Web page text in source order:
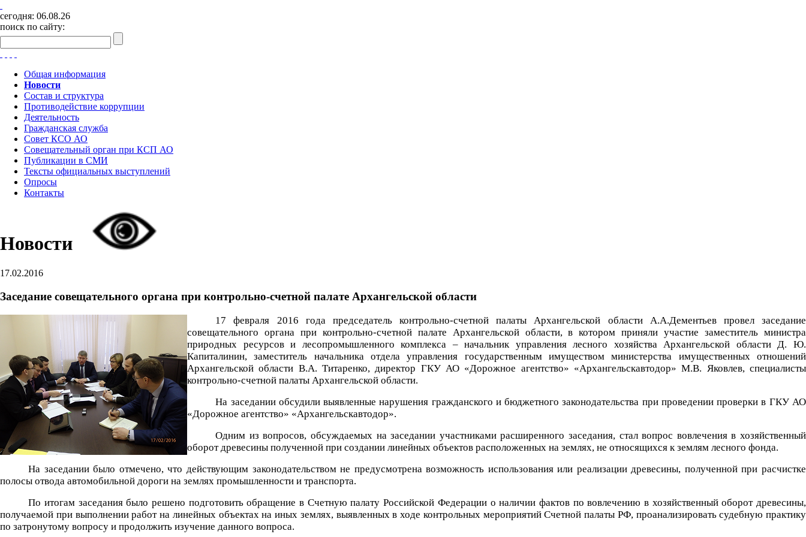
сегодня: 06.08.26
поиск по сайту:
Общая информация
Новости
Состав и структура
Противодействие коррупции
Деятельность
Гражданская служба
Совет КСО АО
Совещательный орган при КСП АО
Публикации в СМИ
Тексты официальных выступлений
Опросы
Контакты
Новости
17.02.2016
Заседание совещательного органа при контрольно-счетной палате Архангельской области
17 февраля 2016 года председатель контрольно-счетной палаты Архангельской области А.А.Дементьев провел заседание
совещательного органа при контрольно-счетной палате Архангельской области, в котором приняли участие заместитель министра
природных ресурсов и лесопромышленного комплекса – начальник управления лесного хозяйства Архангельской области Д. Ю.
Капиталинин, заместитель начальника отдела управления государственным имуществом министерства имущественных отношений
Архангельской области В.А. Титаренко, директор ГКУ АО «Дорожное агентство» «Архангельскавтодор» М.В. Яковлев, специалисты
контрольно-счетной палаты Архангельской области.
На заседании обсудили выявленные нарушения гражданского и бюджетного законодательства при проведении проверки в ГКУ АО
«Дорожное агентство» «Архангельскавтодор».
Одним из вопросов, обсуждаемых на заседании участниками расширенного заседания, стал вопрос вовлечения в хозяйственный
оборот древесины полученной при создании линейных объектов расположенных на землях, не относящихся к землям лесного фонда.
На заседании было отмечено, что действующим законодательством не предусмотрена возможность использования или реализации древесины, полученной при расчистке
полосы отвода автомобильной дороги на землях промышленности и транспорта.
По итогам заседания было решено подготовить обращение в Счетную палату Российской Федерации о наличии фактов по вовлечению в хозяйственный оборот древесины,
получаемой при выполнении работ на линейных объектах на иных землях, выявленных в ходе контрольных мероприятий Счетной палаты РФ, проанализировать судебную практику
по затронутому вопросу и продолжить изучение данного вопроса.